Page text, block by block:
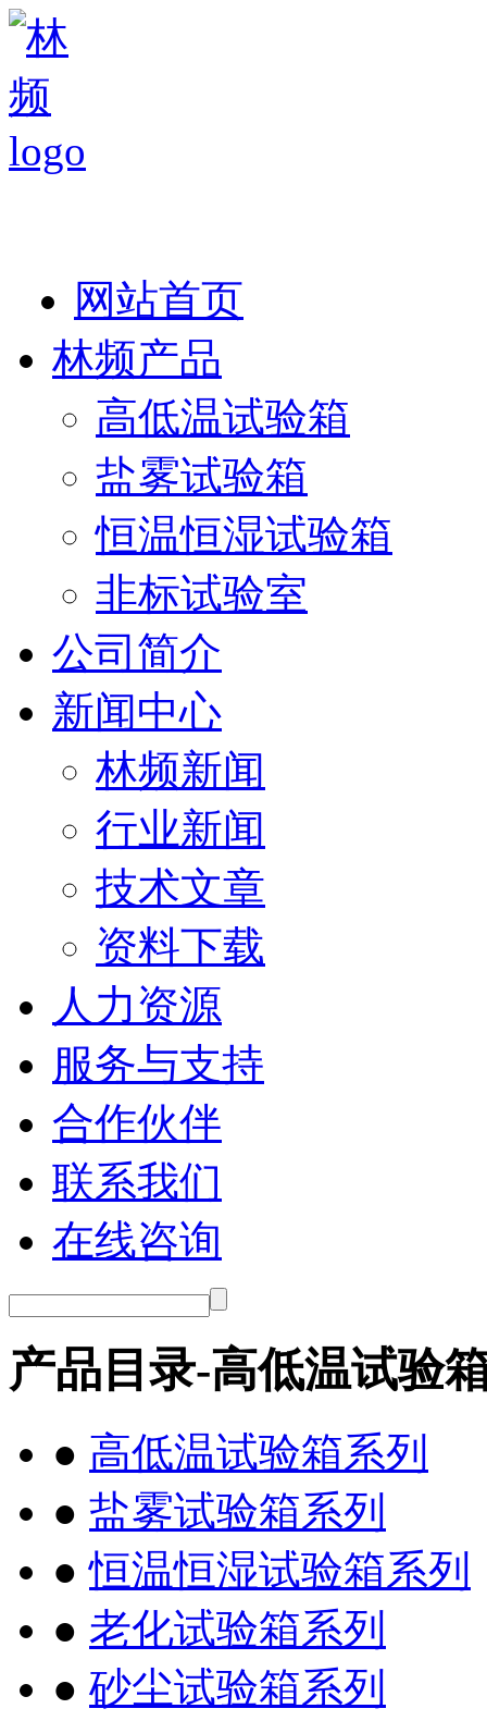
网站首页
林频产品
高低温试验箱
盐雾试验箱
恒温恒湿试验箱
非标试验室
公司简介
新闻中心
林频新闻
行业新闻
技术文章
资料下载
人力资源
服务与支持
合作伙伴
联系我们
在线咨询
产品目录-高低温试验
● 高低温试验箱系列
● 盐雾试验箱系列
●恒温恒湿试验箱系列
● 老化试验箱系列
● 砂尘试验箱系列